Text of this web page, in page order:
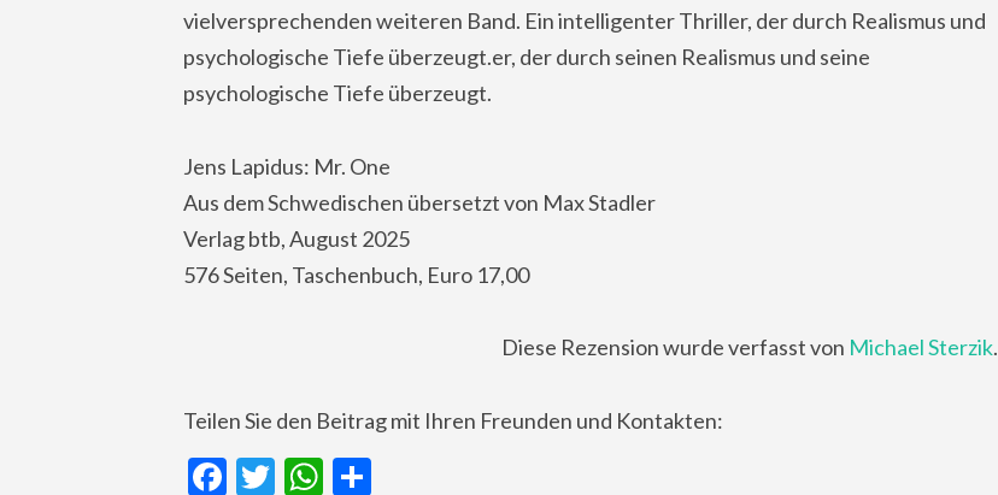
vielversprechenden weiteren Band. Ein intelligenter Thriller, der durch Realismus und
psychologische Tiefe überzeugt.er, der durch seinen Realismus und seine
psychologische Tiefe überzeugt.
Jens Lapidus: Mr. One
Aus dem Schwedischen übersetzt von Max Stadler
Verlag btb, August 2025
576 Seiten, Taschenbuch, Euro 17,00
Diese Rezension wurde verfasst von Michael Sterzik.
Teilen Sie den Beitrag mit Ihren Freunden und Kontakten:
Facebook
TwitterWhatsApp